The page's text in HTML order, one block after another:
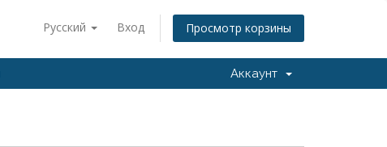
Русский Вход Просмотр корзины
Аккаунт